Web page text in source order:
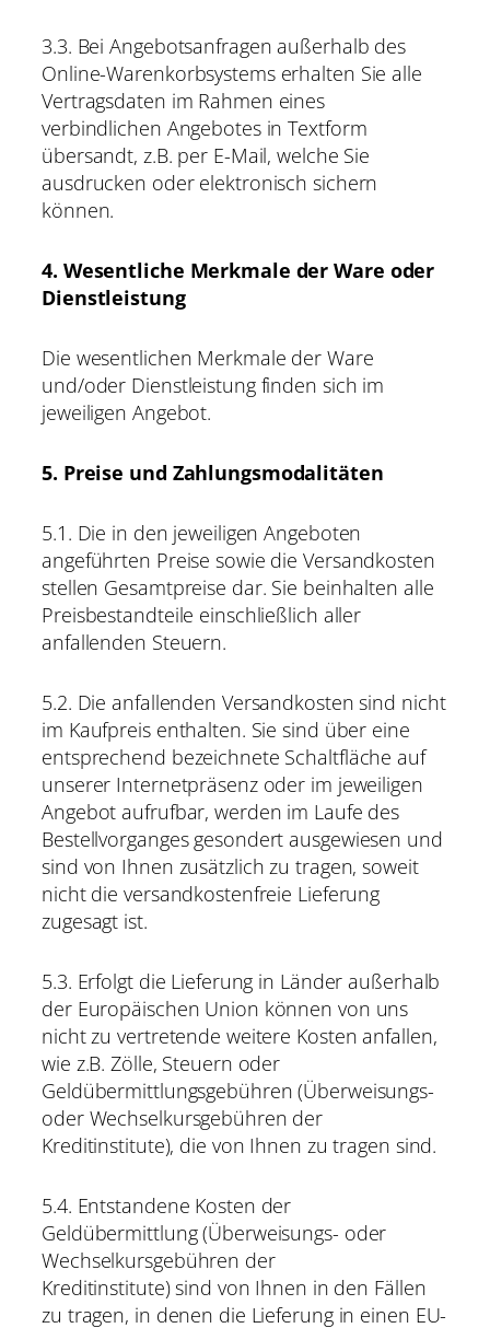
3.3. Bei Angebotsanfragen außerhalb des
Online-Warenkorbsystems erhalten Sie alle
Vertragsdaten im Rahmen eines
verbindlichen Angebotes in Textform
übersandt, z.B. per E-Mail, welche Sie
ausdrucken oder elektronisch sichern
können.
4. Wesentliche Merkmale der Ware oder
Dienstleistung
Die wesentlichen Merkmale der Ware
und/oder Dienstleistung finden sich im
jeweiligen Angebot.
5. Preise und Zahlungsmodalitäten
5.1. Die in den jeweiligen Angeboten
angeführten Preise sowie die Versandkosten
stellen Gesamtpreise dar. Sie beinhalten alle
Preisbestandteile einschließlich aller
anfallenden Steuern.
5.2. Die anfallenden Versandkosten sind nicht
im Kaufpreis enthalten. Sie sind über eine
entsprechend bezeichnete Schaltfläche auf
unserer Internetpräsenz oder im jeweiligen
Angebot aufrufbar, werden im Laufe des
Bestellvorganges gesondert ausgewiesen und
sind von Ihnen zusätzlich zu tragen, soweit
nicht die versandkostenfreie Lieferung
zugesagt ist.
5.3. Erfolgt die Lieferung in Länder außerhalb
der Europäischen Union können von uns
nicht zu vertretende weitere Kosten anfallen,
wie z.B. Zölle, Steuern oder
Geldübermittlungsgebühren (Überweisungs-
oder Wechselkursgebühren der
Kreditinstitute), die von Ihnen zu tragen sind.
5.4. Entstandene Kosten der
Geldübermittlung (Überweisungs- oder
Wechselkursgebühren der
Kreditinstitute) sind von Ihnen in den Fällen
zu tragen, in denen die Lieferung in einen EU-